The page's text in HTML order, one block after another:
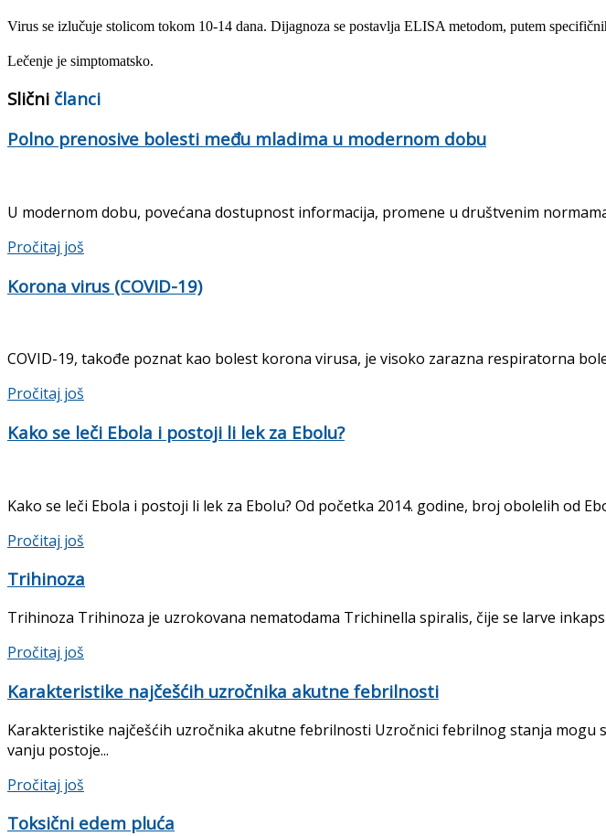
Virus se izlučuje stolicom tokom 10-14 dana. Dijagnoza se postavlja ELISA metodom, putem
Lečenje je simptomatsko.
Slični članci
Polno prenosive bolesti među mladima u modernom dobu
U modernom dobu, povećana dostupnost informacija, promene u društvenim
Pročitaj još
Korona virus (COVID-19)
COVID-19, takođe poznat kao bolest korona virusa, je visoko zarazna respiratorna
Pročitaj još
Kako se leči Ebola i postoji li lek za Ebolu?
Kako se leči Ebola i postoji li lek za Ebolu? Od početka 2014. godine, broj obolelih od
Pročitaj još
Trihinoza
Trihinoza Trihinoza je uzrokovana nematodama Trichinella spiralis, čije se larve
Pročitaj još
Karakteristike najčešćih uzročnika akutne febrilnosti
Karakteristike najčešćih uzročnika akutne febrilnosti Uzročnici febrilnog stanja
vanju postoje...
Pročitaj još
Toksični edem pluća